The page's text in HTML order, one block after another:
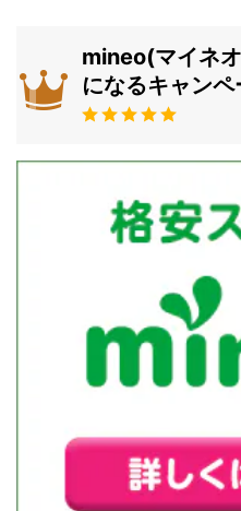
mineo(マイネ
になるキャンペ